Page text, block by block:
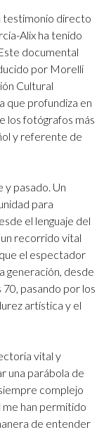
testimonio directo
Alix ha tenido
documental
por Morelli
Cultural
que profundiza en
los fotógrafos más
y referente de
y pasado. Un
para
el lenguaje del
recorrido vital
el espectador
generación, desde
pasando por los
artística y el
vital y
una parábola de
complejo
me han permitido
de entender